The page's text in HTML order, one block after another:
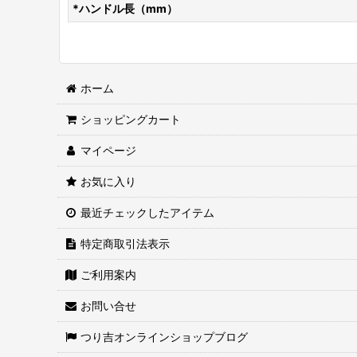
*ハンドル長（mm）
ホーム
ショッピングカート
マイページ
お気に入り
最近チェックしたアイテム
特定商取引法表示
ご利用案内
お問い合せ
つり吉オンラインショップブログ